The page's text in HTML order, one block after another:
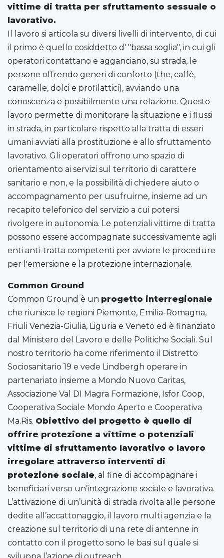
vittime di tratta per sfruttamento sessuale o
lavorativo.
Il lavoro si articola su diversi livelli di intervento, di cui
il primo è quello cosiddetto d' "bassa soglia", in cui gli
operatori contattano e agganciano, su strada, le
persone offrendo generi di conforto (the, caffè,
caramelle, dolci e profilattici), avviando una
conoscenza e possibilmente una relazione. Questo
lavoro permette di monitorare la situazione e i flussi
in strada, in particolare rispetto alla tratta di esseri
umani avviati alla prostituzione e allo sfruttamento
lavorativo. Gli operatori offrono uno spazio di
orientamento ai servizi sul territorio di carattere
sanitario e non, e la possibilità di chiedere aiuto o
accompagnamento per usufruirne, insieme ad un
recapito telefonico del servizio a cui potersi
rivolgere in autonomia. Le potenziali vittime di tratta
possono essere accompagnate successivamente agli
enti anti-tratta competenti per avviare le procedure
per l'emersione e la protezione internazionale.
Common Ground
Common Ground è un progetto interregionale
che riunisce le regioni Piemonte, Emilia-Romagna,
Friuli Venezia-Giulia, Liguria e Veneto ed è finanziato
dal Ministero del Lavoro e delle Politiche Sociali. Sul
nostro territorio ha come riferimento il Distretto
Sociosanitario 19 e vede Lindbergh operare in
partenariato insieme a Mondo Nuovo Caritas,
Associazione Val DI Magra Formazione, Isfor Coop,
Cooperativa Sociale Mondo Aperto e Cooperativa
Ma.Ris. Obiettivo del progetto è quello di
offrire protezione a vittime o potenziali
vittime di sfruttamento lavorativo o lavoro
irregolare attraverso interventi di
protezione sociale, al fine di accompagnare i
beneficiari verso un’integrazione sociale e lavorativa.
L’attivazione di un’unità di strada rivolta alle persone
dedite all’accattonaggio, il lavoro multi agenzia e la
creazione sul territorio di una rete di antenne in
contatto con il progetto sono le basi sul quale si